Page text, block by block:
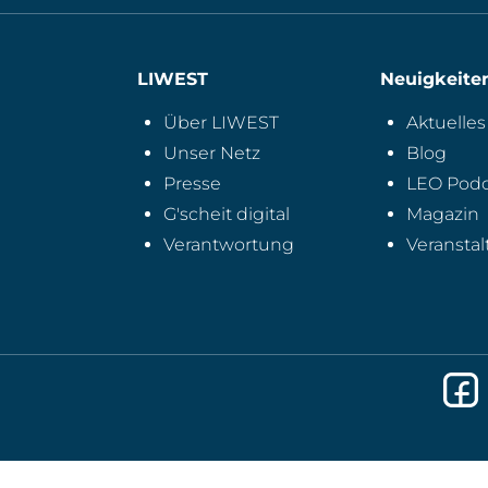
LIWEST
Über LIWEST
Unser Netz
Presse
G'scheit digital
Verantwortung
Aktuelles
Blog
LEO
Magazin